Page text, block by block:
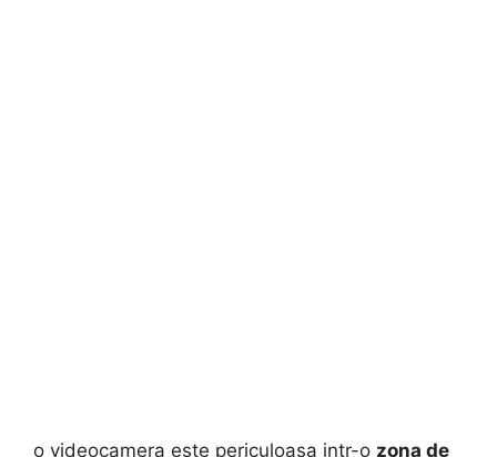
o videocamera este periculoasa intr-o zona de